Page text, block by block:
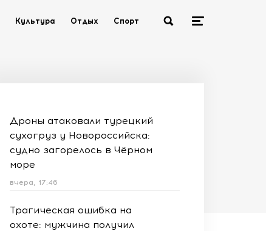
Культура Отдых Спорт
Дроны атаковали турецкий
сухогруз у Новороссийска:
судно загорелось в Чёрном
море
вчера, 17:46
Трагическая ошибка на
охоте: мужчина получил